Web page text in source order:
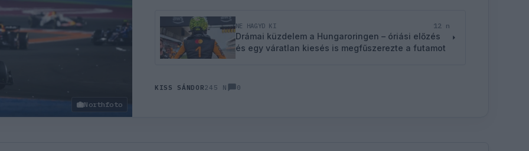
Northfoto
NE HAGYD KI 12 n
Drámai küzdelem a Hungaroringen – óriási előzés
és egy váratlan kiesés is megfűszerezte a futamot
KISS SÁNDOR245 N 0